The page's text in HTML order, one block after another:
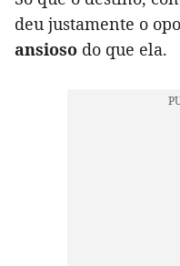
deu justamente o
ansioso do que ela.